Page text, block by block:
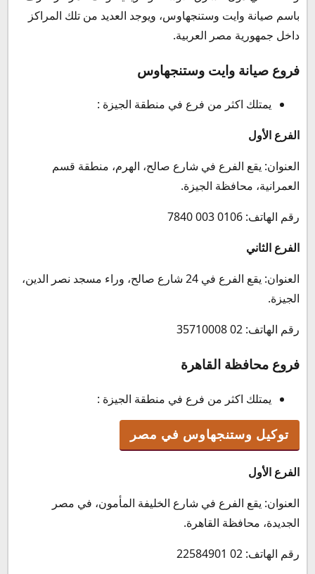
باسم صيانة وايت وستنجهاوس، ويوجد العديد من تلك المراكز
داخل جمهورية مصر العربية.
فروع صيانة وايت وستنجهاوس
يمتلك اكثر من فرع في منطقة الجيزة :
الفرع الأول
العنوان: يقع الفرع في شارع صالح، الهرم، منطقة قسم
العمرانية، محافظة الجيزة.
رقم الهاتف: 0106 003 7840
الفرع الثاني
العنوان: يقع الفرع في 24 شارع صالح، وراء مسجد نصر الدين،
الجيزة.
رقم الهاتف: 02 35710008
فروع محافظة القاهرة
يمتلك اكثر من فرع في منطقة الجيزة :
توكيل وستنجهاوس في مصر
الفرع الأول
العنوان: يقع الفرع في شارع الخليفة المأمون، في مصر
الجديدة، محافظة القاهرة.
رقم الهاتف: 02 22584901